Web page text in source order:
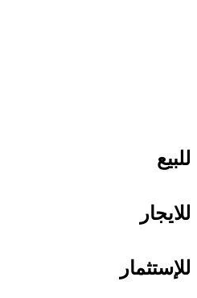
للبيع
للايجار
للإستثمار